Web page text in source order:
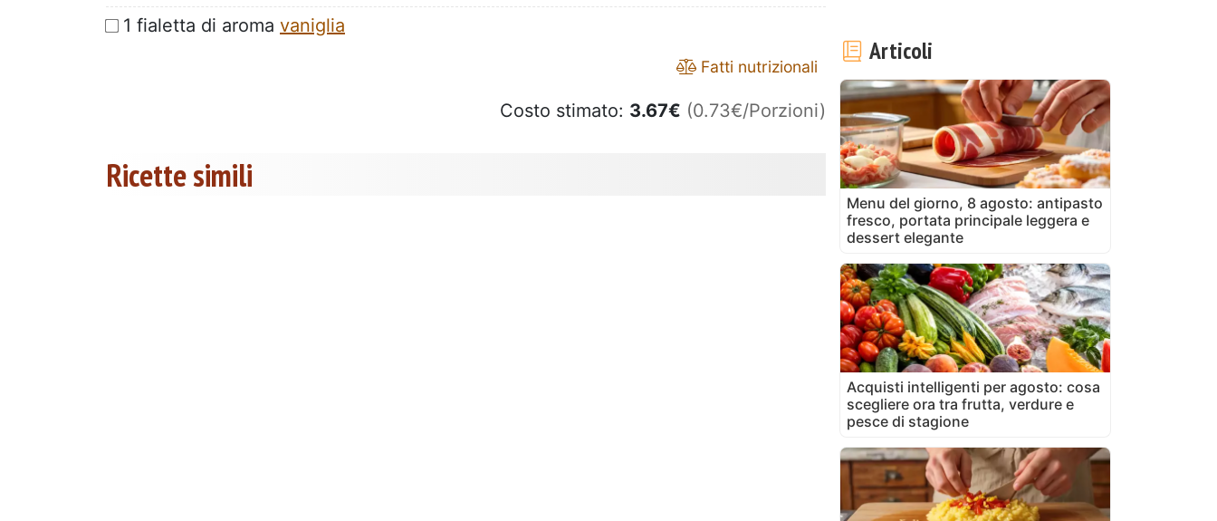
1 fialetta di aroma vaniglia
Fatti nutrizionali
Costo stimato: 3.67€ (0.73€/Porzioni)
Ricette simili
Articoli
Menu del giorno, 8 agosto: antipasto
fresco, portata principale leggera e
dessert elegante
Acquisti intelligenti per agosto: cosa
scegliere ora tra frutta, verdure e
pesce di stagione